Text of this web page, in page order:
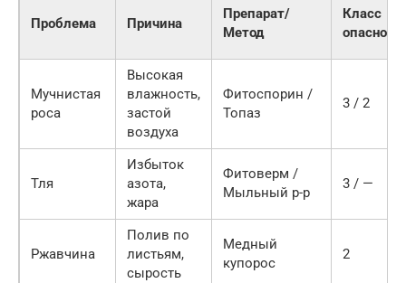
Проблема Причина
Препарат/
Метод
Класс
Мучнистая
роса
Высокая
влажность,
застой
воздуха
Фитоспорин /
Топаз
3 / 2
Тля
Избыток
азота,
жара
Фитоверм /
Мыльный р-р
3 / —
Ржавчина
Полив по
листьям,
сырость
Медный
купорос
2